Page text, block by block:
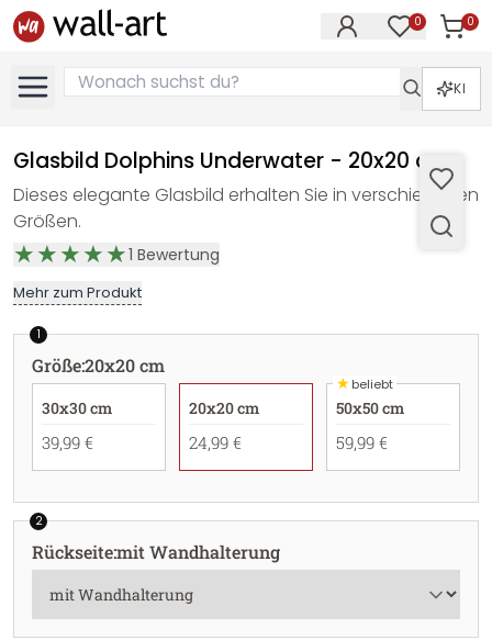
0 0
KI
Glasbild Dolphins Underwater - 20x20 cm
Dieses elegante Glasbild erhalten Sie in verschiedenen
Größen.
1 Bewertung
Mehr zum Produkt
1
Größe:20x20 cm
30x30 cm
39,99 €
20x20 cm
24,99 €
★beliebt
50x50 cm
59,99 €
2
Rückseite:mit Wandhalterung